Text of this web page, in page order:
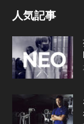
人気記事